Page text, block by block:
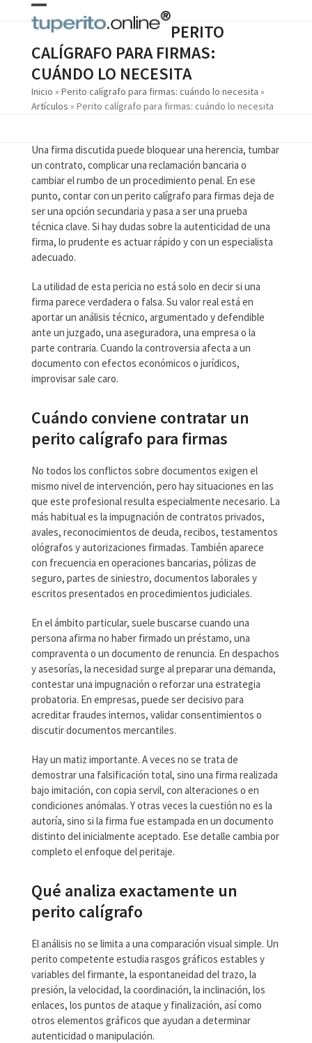
Open
mobile
menu
Close
mobile
menu
PERITO
CALÍGRAFO PARA FIRMAS:
CUÁNDO LO NECESITA
Inicio » Perito calígrafo para firmas: cuándo lo necesita »
Artículos » Perito calígrafo para firmas: cuándo lo necesita
Una firma discutida puede bloquear una herencia, tumbar
un contrato, complicar una reclamación bancaria o
cambiar el rumbo de un procedimiento penal. En ese
punto, contar con un perito calígrafo para firmas deja de
ser una opción secundaria y pasa a ser una prueba
técnica clave. Si hay dudas sobre la autenticidad de una
firma, lo prudente es actuar rápido y con un especialista
adecuado.
La utilidad de esta pericia no está solo en decir si una
firma parece verdadera o falsa. Su valor real está en
aportar un análisis técnico, argumentado y defendible
ante un juzgado, una aseguradora, una empresa o la
parte contraria. Cuando la controversia afecta a un
documento con efectos económicos o jurídicos,
improvisar sale caro.
Cuándo conviene contratar un
perito calígrafo para firmas
No todos los conflictos sobre documentos exigen el
mismo nivel de intervención, pero hay situaciones en las
que este profesional resulta especialmente necesario. La
más habitual es la impugnación de contratos privados,
avales, reconocimientos de deuda, recibos, testamentos
ológrafos y autorizaciones firmadas. También aparece
con frecuencia en operaciones bancarias, pólizas de
seguro, partes de siniestro, documentos laborales y
escritos presentados en procedimientos judiciales.
En el ámbito particular, suele buscarse cuando una
persona afirma no haber firmado un préstamo, una
compraventa o un documento de renuncia. En despachos
y asesorías, la necesidad surge al preparar una demanda,
contestar una impugnación o reforzar una estrategia
probatoria. En empresas, puede ser decisivo para
acreditar fraudes internos, validar consentimientos o
discutir documentos mercantiles.
Hay un matiz importante. A veces no se trata de
demostrar una falsificación total, sino una firma realizada
bajo imitación, con copia servil, con alteraciones o en
condiciones anómalas. Y otras veces la cuestión no es la
autoría, sino si la firma fue estampada en un documento
distinto del inicialmente aceptado. Ese detalle cambia por
completo el enfoque del peritaje.
Qué analiza exactamente un
perito calígrafo
El análisis no se limita a una comparación visual simple. Un
perito competente estudia rasgos gráficos estables y
variables del firmante, la espontaneidad del trazo, la
presión, la velocidad, la coordinación, la inclinación, los
enlaces, los puntos de ataque y finalización, así como
otros elementos gráficos que ayudan a determinar
autenticidad o manipulación.